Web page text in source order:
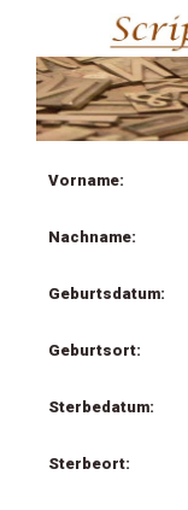
Vorname:
Nachname:
Geburtsdatum:
Geburtsort:
Sterbedatum:
Sterbeort: